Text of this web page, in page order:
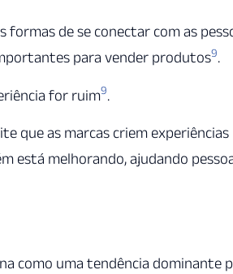
de se conectar com as
para vender produtos9.
for ruim9.
que as marcas criem experiências
está melhorando, ajudando
como uma tendência dominante